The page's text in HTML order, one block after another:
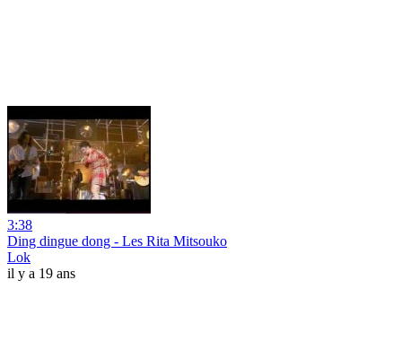
3:38
Ding dingue dong - Les Rita Mitsouko
Lok
il y a 19 ans